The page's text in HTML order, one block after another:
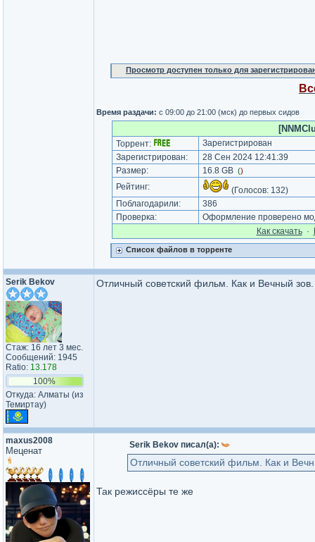
Просмотр доступен только для
Время раздачи: с 09:00 до 21:00 (мск) до первых сидов
Торрент:
Зарегистрирован
Зарегистрирован:
28 Сен 2024 12:41:39
Размер:
16.8 GB ()
Рейтинг: (Голосов: 132)
Поблагодарили:
386
Проверка:
Оформление проверено
Как cкачать·
Список файлов в торренте
Serik Bekov
Стаж: 16 лет 3 мес.
Сообщений: 1945
Ratio: 13.178
100%
Откуда: Алматы (из
Темиртау)
Отличный советский фильм. Как и Вечный зов.
maxus2008
Меценат
Serik Bekov писал(а):
Отличный советский фильм. Как и
Так режиссёры те же